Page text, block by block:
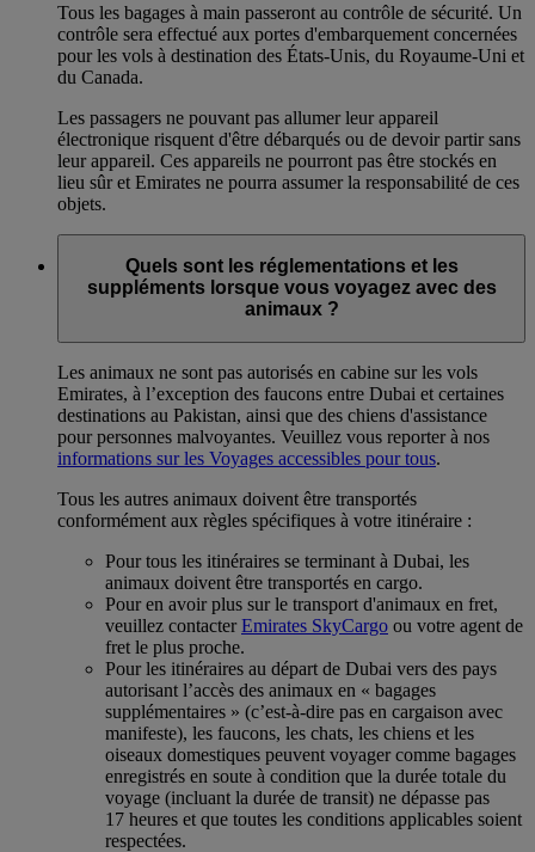
Tous les bagages à main passeront au contrôle de sécurité. Un
contrôle sera effectué aux portes d'embarquement concernées
pour les vols à destination des États-Unis, du Royaume-Uni et
du Canada.
Les passagers ne pouvant pas allumer leur appareil
électronique risquent d'être débarqués ou de devoir partir sans
leur appareil. Ces appareils ne pourront pas être stockés en
lieu sûr et Emirates ne pourra assumer la responsabilité de ces
objets.
Quels sont les réglementations et les
suppléments lorsque vous voyagez avec des
animaux ?
Les animaux ne sont pas autorisés en cabine sur les vols
Emirates, à l’exception des faucons entre Dubai et certaines
destinations au Pakistan, ainsi que des chiens d'assistance
pour personnes malvoyantes. Veuillez vous reporter à nos
informations sur les Voyages accessibles pour tous.
Tous les autres animaux doivent être transportés
conformément aux règles spécifiques à votre itinéraire :
Pour tous les itinéraires se terminant à Dubai, les
animaux doivent être transportés en cargo.
Pour en avoir plus sur le transport d'animaux en fret,
veuillez contacterEmirates SkyCargo ou votre agent de
fret le plus proche.
Pour les itinéraires au départ de Dubai vers des pays
autorisant l’accès des animaux en « bagages
supplémentaires » (c’est-à-dire pas en cargaison avec
manifeste), les faucons, les chats, les chiens et les
oiseaux domestiques peuvent voyager comme bagages
enregistrés en soute à condition que la durée totale du
voyage (incluant la durée de transit) ne dépasse pas
17 heures et que toutes les conditions applicables soient
respectées.